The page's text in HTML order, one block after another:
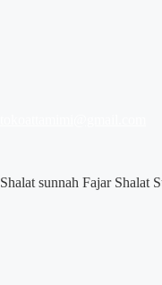
sunnah Fajar Shalat